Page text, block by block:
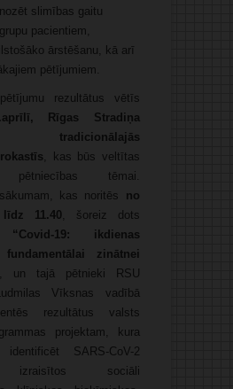
slimības gaitu
pacientiem,
ārstēšanu, kā arī
pētījumiem.
rezultātus vētīs
Rīgas Stradiņa
tradicionālajās
, kas būs veltītas
pētniecības tēmai.
kas noritēs no
11.40 , šoreiz dots
“Covid-19: ikdienas
zinātnei
, un tajā pētnieki RSU
Vīksnas vadībā
rezultātus valsts
projektam, kura
SARS-CoV-2
izraisītos sociāli